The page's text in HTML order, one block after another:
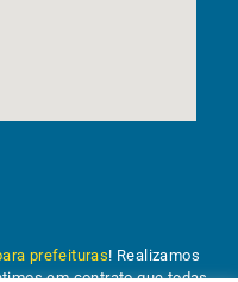
prefeituras! Realizamos
em contrato que todas